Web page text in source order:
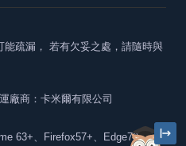
疏漏， 若有欠妥之處，請隨時與
廠商：卡米爾有限公司
63+、Firefox57+、Edge79+及